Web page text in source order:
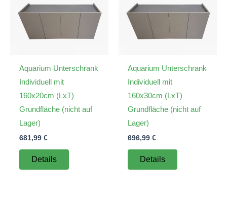
Aquarium Unterschrank
Individuell mit
160x20cm (LxT)
Grundfläche (nicht auf
Lager)
681,99 €
Details
Aquarium Unterschrank
Individuell mit
160x30cm (LxT)
Grundfläche (nicht auf
Lager)
696,99 €
Details